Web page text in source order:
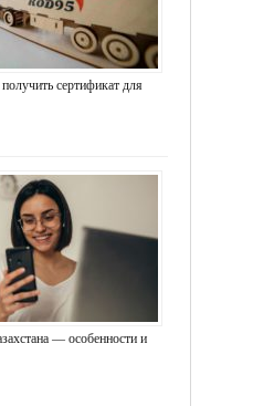
сертификат для
— особенности и